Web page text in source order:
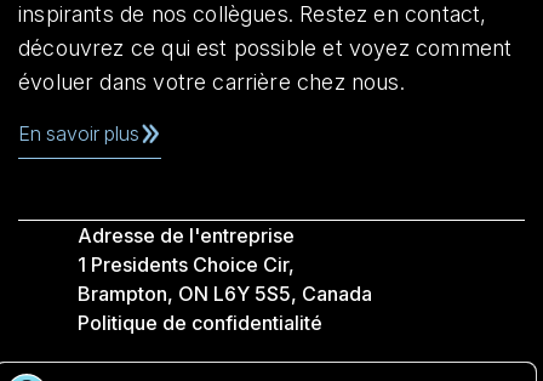
inspirants de nos collègues. Restez en contact,
découvrez ce qui est possible et voyez comment
évoluer dans votre carrière chez nous.
En savoir plus
Adresse de l'entreprise
1 Presidents Choice Cir,
Brampton, ON L6Y 5S5, Canada
Politique de confidentialité